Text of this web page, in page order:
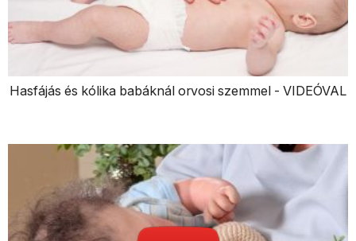
Hasfájás és kólika babáknál orvosi szemmel - VIDEÓVAL